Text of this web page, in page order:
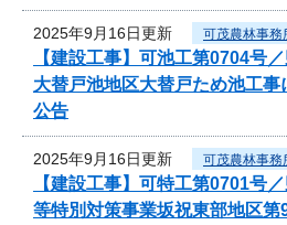
2025年9月16日更新 可茂農林事務
【建設工事】可池工第0704号
大替戸池地区大替戸ため池工
公告
2025年9月16日更新 可茂農林事務
【建設工事】可特工第0701号
等特別対策事業坂祝東部地区